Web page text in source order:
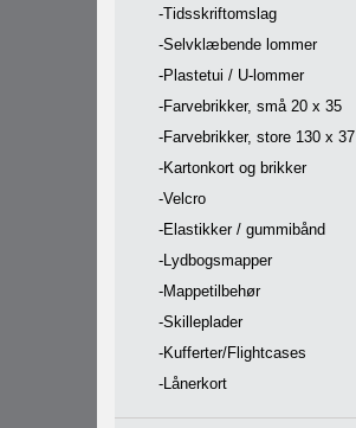
-Tidsskriftomslag
-Selvklæbende lommer
-Plastetui / U-lommer
-Farvebrikker, små 20 x 35
-Farvebrikker, store 130 x 37
-Kartonkort og brikker
-Velcro
-Elastikker / gummibånd
-Lydbogsmapper
-Mappetilbehør
-Skilleplader
-Kufferter/Flightcases
-Lånerkort